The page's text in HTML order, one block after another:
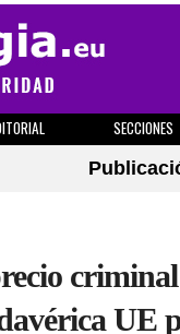
SECCIONES
UE